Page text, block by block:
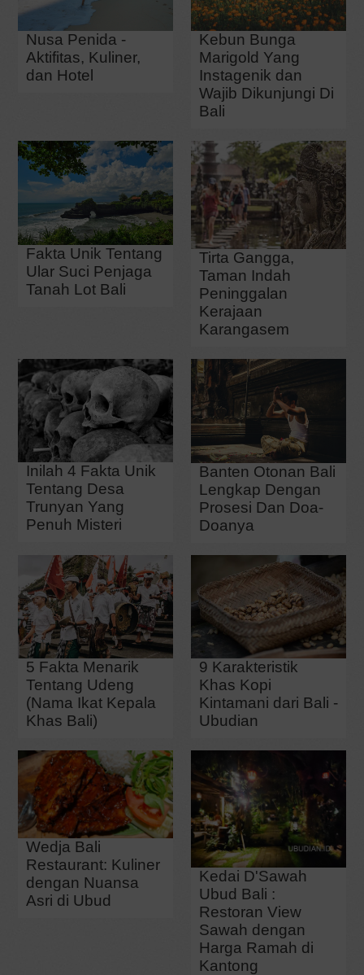
Nusa Penida -
Aktifitas, Kuliner,
dan Hotel
Kebun Bunga
Marigold Yang
Instagenik dan
Wajib Dikunjungi Di
Bali
Fakta Unik Tentang
Ular Suci Penjaga
Tanah Lot Bali
Tirta Gangga,
Taman Indah
Peninggalan
Kerajaan
Karangasem
Inilah 4 Fakta Unik
Tentang Desa
Trunyan Yang
Penuh Misteri
Banten Otonan Bali
Lengkap Dengan
Prosesi Dan Doa-
Doanya
5 Fakta Menarik
Tentang Udeng
(Nama Ikat Kepala
Khas Bali)
9 Karakteristik
Khas Kopi
Kintamani dari Bali -
Ubudian
Wedja Bali
Restaurant: Kuliner
dengan Nuansa
Asri di Ubud
Kedai D'Sawah
Ubud Bali :
Restoran View
Sawah dengan
Harga Ramah di
Kantong